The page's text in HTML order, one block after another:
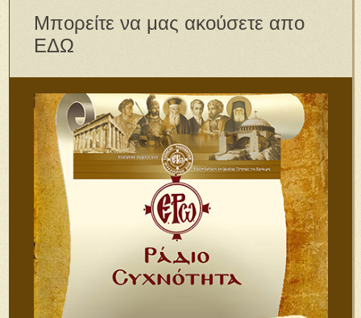
Μπορείτε να μας ακούσετε απο
ΕΔΩ